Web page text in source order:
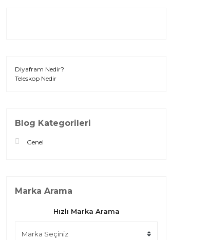
Diyafram Nedir?
Teleskop Nedir
Blog Kategorileri
Genel
Marka Arama
Hızlı Marka Arama